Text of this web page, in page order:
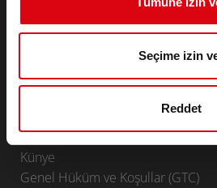
Seçime izin
Reddet
Otomobiller ve ticari araçlar için
Endüstriyel & Standby Aküleri
Uygulama alanları
Infoservice
Künye
Genel Hüküm ve Koşullar (GTC)